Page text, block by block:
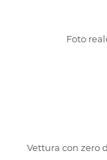
Foto
Vettura con zero